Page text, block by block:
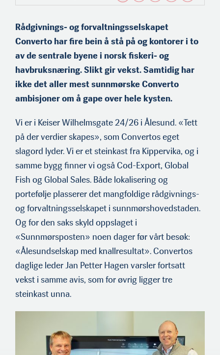
Rådgivnings- og forvaltningsselskapet
Converto har fire bein å stå på og kontorer i to
av de sentrale byene i norsk fiskeri- og
havbruksnæring. Slikt gir vekst. Samtidig har
ikke det aller mest sunnmørske Converto
ambisjoner om å gape over hele kysten.
Vi er i Keiser Wilhelmsgate 24/26 i Ålesund. «Tett
på der verdier skapes», som Convertos eget
slagord lyder. Vi er et steinkast fra Kippervika, og i
samme bygg finner vi også Cod-Export, Global
Fish og Global Sales. Både lokalisering og
portefølje plasserer det mangfoldige rådgivnings-
og forvaltningsselskapet i sunnmørshovedstaden.
Og for den saks skyld oppslaget i
«Sunnmørsposten» noen dager før vårt besøk:
«Ålesundselskap med knallresultat». Convertos
daglige leder Jan Petter Hagen varsler fortsatt
vekst i samme avis, som for øvrig ligger tre
steinkast unna.